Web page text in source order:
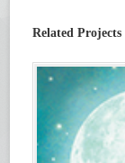
열
Related Projects